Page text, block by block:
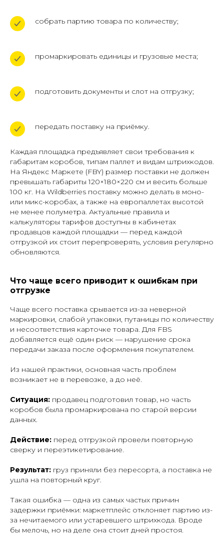
собрать партию товара по количеству;
промаркировать единицы и грузовые места;
подготовить документы и слот на отгрузку;
передать поставку на приёмку.
Каждая площадка предъявляет свои требования к
габаритам коробов, типам паллет и видам штрихкодов.
На Яндекс Маркете (FBY) размер поставки не должен
превышать габариты 120×180×220 см и весить больше
100 кг. На Wildberries поставку можно делать в моно-
или микс-коробах, а также на европаллетах высотой
не менее полуметра. Актуальные правила и
калькуляторы тарифов доступны в кабинетах
продавцов каждой площадки — перед каждой
отгрузкой их стоит перепроверять, условия регулярно
обновляются.
Что чаще всего приводит к ошибкам при
отгрузке
Чаще всего поставка срывается из-за неверной
маркировки, слабой упаковки, путаницы по количеству
и несоответствия карточке товара. Для FBS
добавляется ещё один риск — нарушение срока
передачи заказа после оформления покупателем.
Из нашей практики, основная часть проблем
возникает не в перевозке, а до неё.
Ситуация: продавец подготовил товар, но часть
коробов была промаркирована по старой версии
данных.
Действие: перед отгрузкой провели повторную
сверку и переэтикетирование.
Результат: груз приняли без пересорта, а поставка не
ушла на повторный круг.
Такая ошибка — одна из самых частых причин
задержки приёмки: маркетплейс отклоняет партию из-
за нечитаемого или устаревшего штрихкода. Вроде
бы мелочь, но на деле она стоит дней простоя.